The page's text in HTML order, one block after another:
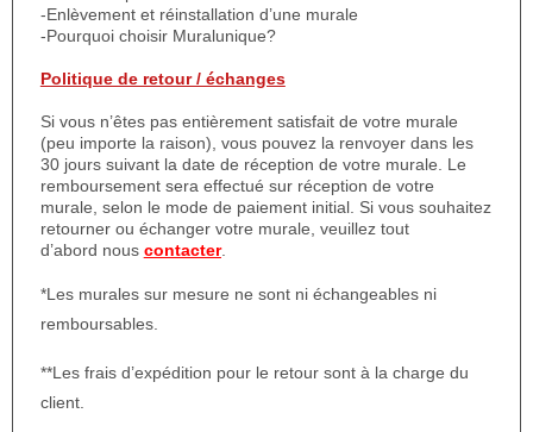
-Enlèvement et réinstallation d’une murale
-Pourquoi choisir Muralunique?
Politique de retour / échanges
Si vous n’êtes pas entièrement satisfait de votre murale
(peu importe la raison), vous pouvez la renvoyer dans les
30 jours suivant la date de réception de votre murale. Le
remboursement sera effectué sur réception de votre
murale, selon le mode de paiement initial. Si vous souhaitez
retourner ou échanger votre murale, veuillez tout
d’abord nous contacter.
*Les murales sur mesure ne sont ni échangeables ni
remboursables.
**Les frais d’expédition pour le retour sont à la charge du
client.